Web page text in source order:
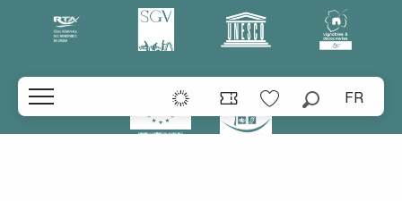
Voir les favoris
Recherche
FR